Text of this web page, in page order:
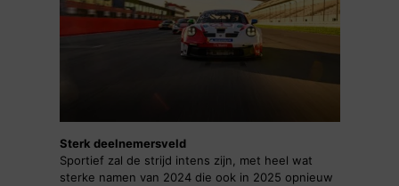
Sterk deelnemersveld
Sportief zal de strijd intens zijn, met heel wat
sterke namen van 2024 die ook in 2025 opnieuw